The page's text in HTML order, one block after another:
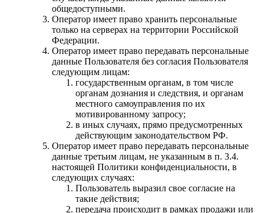
общедоступными.
Оператор имеет право хранить персональные
только на серверах на территории Российской
Федерации.
Оператор имеет право передавать персональные
данные Пользователя без согласия Пользователя
следующим лицам:
государственным органам, в том числе
органам дознания и следствия, и органам
местного самоуправления по их
мотивированному запросу;
в иных случаях, прямо предусмотренных
действующим законодательством РФ.
Оператор имеет право передавать персональные
данные третьим лицам, не указанным в п. 3.4.
настоящей Политики конфиденциальности, в
следующих случаях:
Пользователь выразил свое согласие на
такие действия;
передача происходит в рамках продажи или